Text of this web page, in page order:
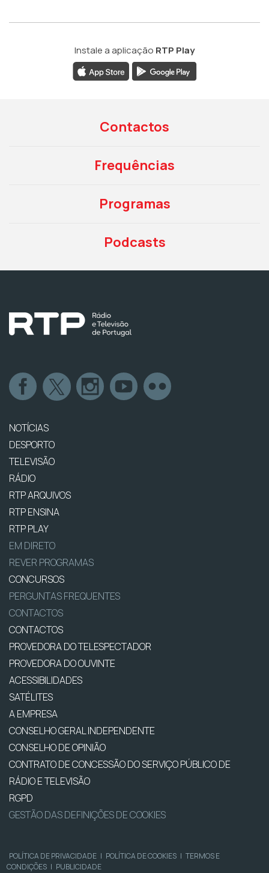
Instale a aplicação RTP Play
Contactos
Frequências
Programas
Podcasts
NOTÍCIAS
DESPORTO
TELEVISÃO
RÁDIO
RTP ARQUIVOS
RTP ENSINA
RTP PLAY
EM DIRETO
REVER PROGRAMAS
CONCURSOS
PERGUNTAS FREQUENTES
CONTACTOS
CONTACTOS
PROVEDORA DO TELESPECTADOR
PROVEDORA DO OUVINTE
ACESSIBILIDADES
SATÉLITES
A EMPRESA
CONSELHO GERAL INDEPENDENTE
CONSELHO DE OPINIÃO
CONTRATO DE CONCESSÃO DO SERVIÇO PÚBLICO DE
RÁDIO E TELEVISÃO
RGPD
GESTÃO DAS DEFINIÇÕES DE COOKIES
POLÍTICA DE PRIVACIDADE | POLÍTICA DE COOKIES | TERMOS E
CONDIÇÕES | PUBLICIDADE